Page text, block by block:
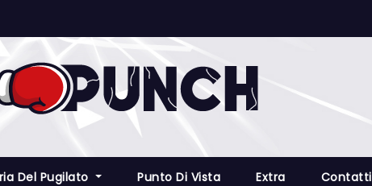
Del Pugilato Punto Di Vista Extra Contatti